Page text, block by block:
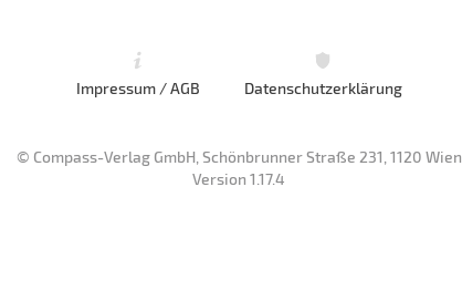
Impressum / AGB Datenschutzerklärung
© Compass-Verlag GmbH, Schönbrunner Straße 231, 1120 Wien
Version 1.17.4